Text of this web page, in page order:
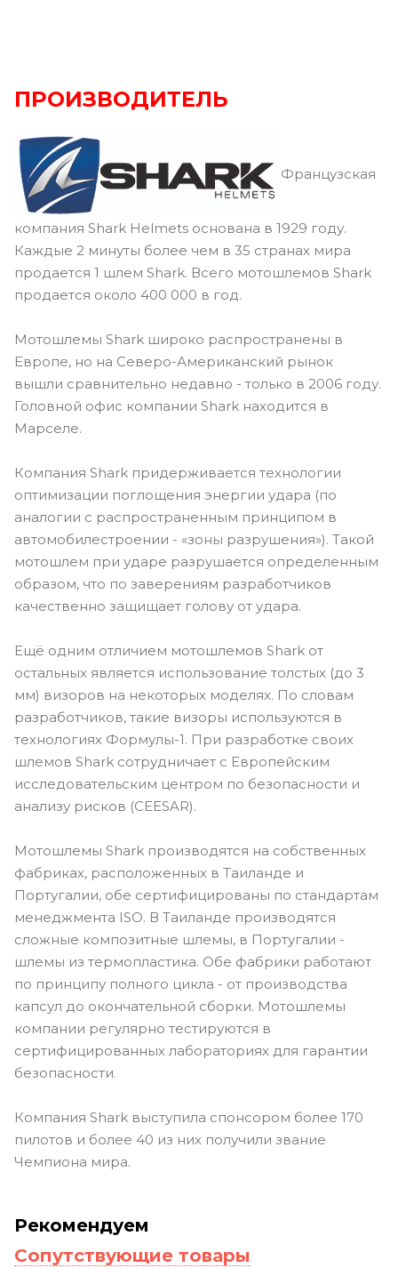
ПРОИЗВОДИТЕЛЬ
Французская
компания Shark Helmets основана в 1929 году.
Каждые 2 минуты более чем в 35 странах мира
продается 1 шлем Shark. Всего мотошлемов Shark
продается около 400 000 в год.
Мотошлемы Shark широко распространены в
Европе, но на Северо-Американский рынок
вышли сравнительно недавно - только в 2006 году.
Головной офис компании Shark находится в
Марселе.
Компания Shark придерживается технологии
оптимизации поглощения энергии удара (по
аналогии с распространенным принципом в
автомобилестроении - «зоны разрушения»). Такой
мотошлем при ударе разрушается определенным
образом, что по заверениям разработчиков
качественно защищает голову от удара.
Ещё одним отличием мотошлемов Shark от
остальных является использование толстых (до 3
мм) визоров на некоторых моделях. По словам
разработчиков, такие визоры используются в
технологиях Формулы-1. При разработке своих
шлемов Shark сотрудничает с Европейским
исследовательским центром по безопасности и
анализу рисков (CEESAR).
Мотошлемы Shark производятся на собственных
фабриках, расположенных в Таиланде и
Португалии, обе сертифицированы по стандартам
менеджмента ISO. В Таиланде производятся
сложные композитные шлемы, в Португалии -
шлемы из термопластика. Обе фабрики работают
по принципу полного цикла - от производства
капсул до окончательной сборки. Мотошлемы
компании регулярно тестируются в
сертифицированных лабораториях для гарантии
безопасности.
Компания Shark выступила спонсором более 170
пилотов и более 40 из них получили звание
Чемпиона мира.
Рекомендуем
Сопутствующие товары